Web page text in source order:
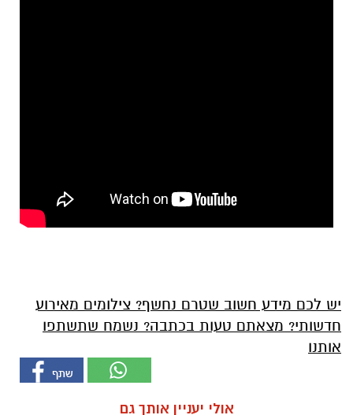
יש לכם מידע חשוב שטרם נחשף? צילומים מאירוע
חדשותי? מצאתם טעות בכתבה? נשמח שתשתפו
אותנו
אולי יעניין אותך גם